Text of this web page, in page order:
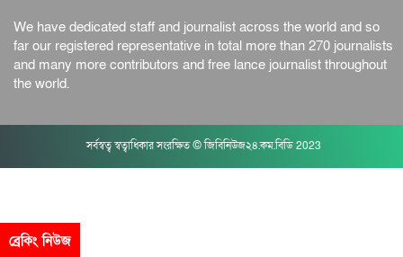
We have dedicated staff and journalist across the world and so
far our registered representative in total more than 270 journalists
and many more contributors and free lance journalist throughout
the world.
সর্বস্বত্ব স্বত্বাধিকার সংরক্ষিত © জিবিনিউজ২৪.কম.বিডি 2023
ব্রেকিং নিউজ